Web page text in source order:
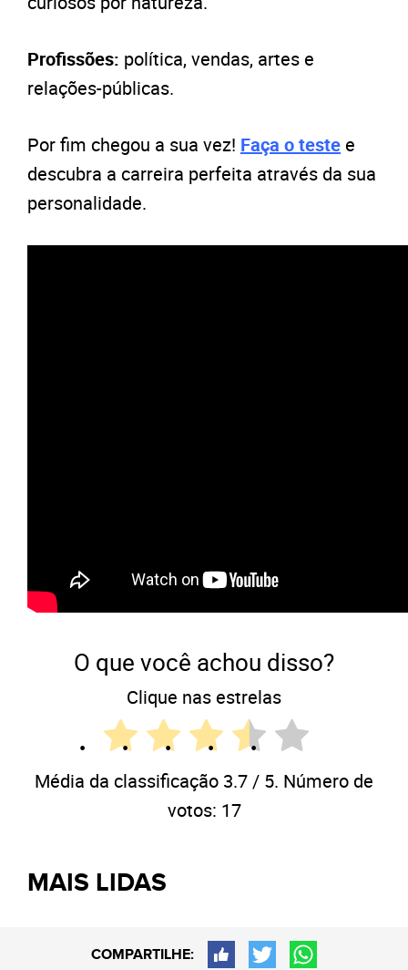
Profissões: política, vendas, artes e
relações-públicas.
Por fim chegou a sua vez! Faça o teste e
descubra a carreira perfeita através da sua
personalidade.
O que você achou disso?
Clique nas estrelas
Média da classificação 3.7/ 5. Número de
votos: 17
MAIS LIDAS
COMPARTILHE: